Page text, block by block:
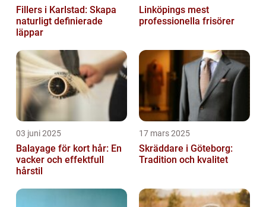
Fillers i Karlstad: Skapa
naturligt definierade
läppar
Linköpings mest
professionella frisörer
03 juni 2025
Balayage för kort hår: En
vacker och effektfull
hårstil
17 mars 2025
Skräddare i Göteborg:
Tradition och kvalitet